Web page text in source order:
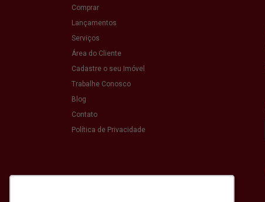
Comprar
Lançamentos
Serviços
Área do Cliente
Cadastre o seu Imóvel
Trabalhe Conosco
Blog
Contato
Política de Privacidade